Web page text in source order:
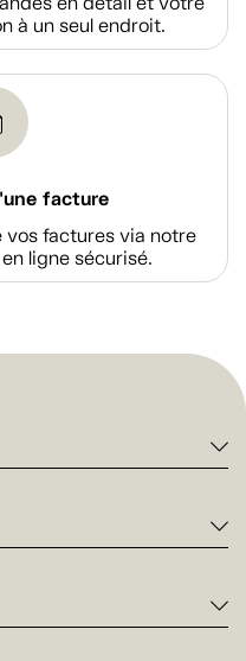
à un seul endroit.
facture
vos factures via notre
ligne sécurisé.